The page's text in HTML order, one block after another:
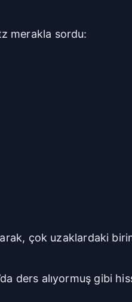
merakla sordu:
çok uzaklardaki
ders alıyormuş gibi